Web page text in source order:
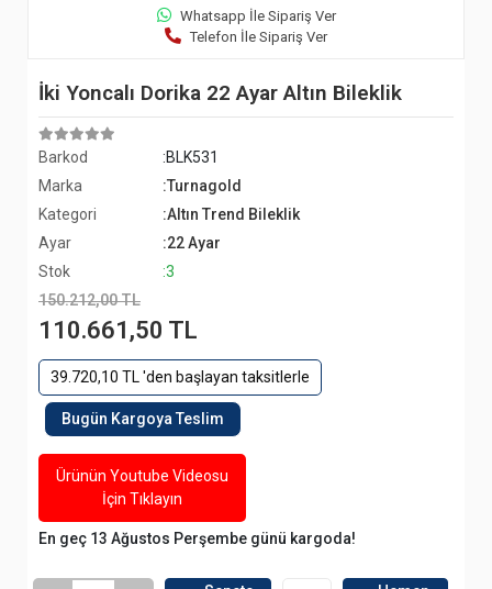
Whatsapp İle Sipariş Ver
Telefon İle Sipariş Ver
İki Yoncalı Dorika 22 Ayar Altın Bileklik
Barkod
:BLK531
Marka
:Turnagold
Kategori
:Altın Trend Bileklik
Ayar
:22 Ayar
Stok
:3
150.212,00 TL
110.661,50 TL
39.720,10 TL 'den başlayan taksitlerle
Bugün Kargoya Teslim
Ürünün Youtube Videosu
İçin Tıklayın
En geç 13 Ağustos Perşembe günü kargoda!